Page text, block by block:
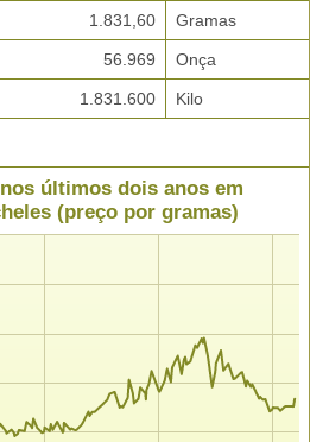
1.831,60 Gramas
56.969 Onça
1.831.600 Kilo
últimos dois anos em
(preço por gramas)